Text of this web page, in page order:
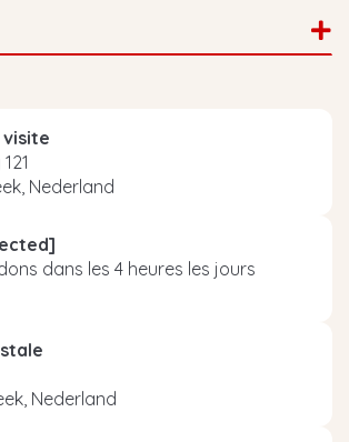
visite
Nederland
dans les 4 heures les jours
Nederland